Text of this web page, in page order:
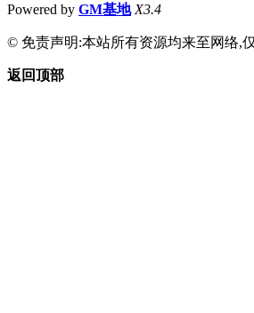
Powered by GM基地 X3.4
© 免责声明:本站所有资源均来至网络,
返回顶部